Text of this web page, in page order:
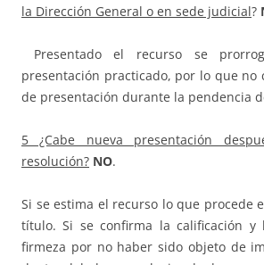
la Dirección General o en sede judicial?
Presentado el recurso se
presentación practicado, por lo que no
de presentación durante la pendencia
5 ¿Cabe nueva presentación
resolución? NO.
Si se estima el recurso lo que procede
título. Si se confirma la calificación y
firmeza por no haber sido objeto de